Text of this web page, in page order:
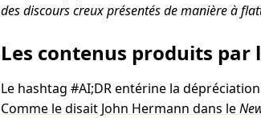
des discours creux présentés de manière à
Les contenus produits par
Le hashtag #AI;DR entérine la
Comme le disait John Hermann dans le